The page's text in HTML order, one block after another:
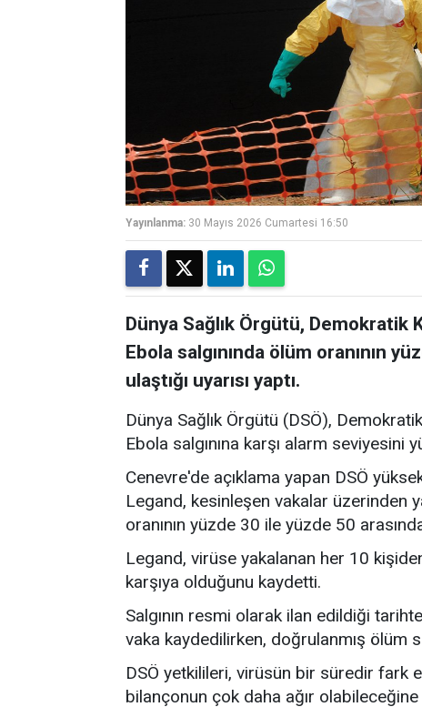
Yayınlanma: 30 Mayıs 2026 Cumartesi 16:50
Dünya Sağlık Örgütü,
Ebola salgınında ölüm oranının
ulaştığı uyarısı yaptı.
Dünya Sağlık Örgütü (DSÖ),
Ebola salgınına karşı alarm seviyesini
Cenevre'de açıklama yapan DSÖ
Legand, kesinleşen vakalar üzerinden
oranının yüzde 30 ile yüzde 50
Legand, virüse yakalanan her 10
karşıya olduğunu kaydetti.
Salgının resmi olarak ilan edildiği
vaka kaydedilirken, doğrulanmış ölüm
DSÖ yetkilileri, virüsün bir süredir fark
bilançonun çok daha ağır